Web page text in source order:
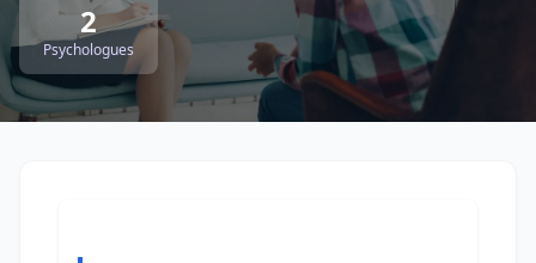
2
Psychologues